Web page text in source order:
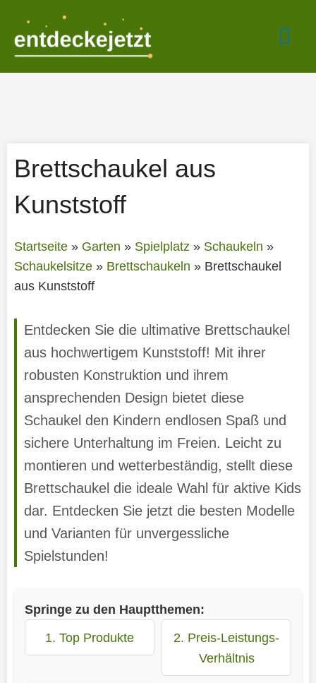
springen
Brettschaukel aus
Kunststoff
Startseite» Garten » Spielplatz» Schaukeln »
Schaukelsitze» Brettschaukeln » Brettschaukel
aus Kunststoff
Entdecken Sie die ultimative Brettschaukel
aus hochwertigem Kunststoff! Mit ihrer
robusten Konstruktion und ihrem
ansprechenden Design bietet diese
Schaukel den Kindern endlosen Spaß und
sichere Unterhaltung im Freien. Leicht zu
montieren und wetterbeständig, stellt diese
Brettschaukel die ideale Wahl für aktive Kids
dar. Entdecken Sie jetzt die besten Modelle
und Varianten für unvergessliche
Spielstunden!
Springe zu den Hauptthemen:
1. Top Produkte
2. Preis-Leistungs-
Verhältnis